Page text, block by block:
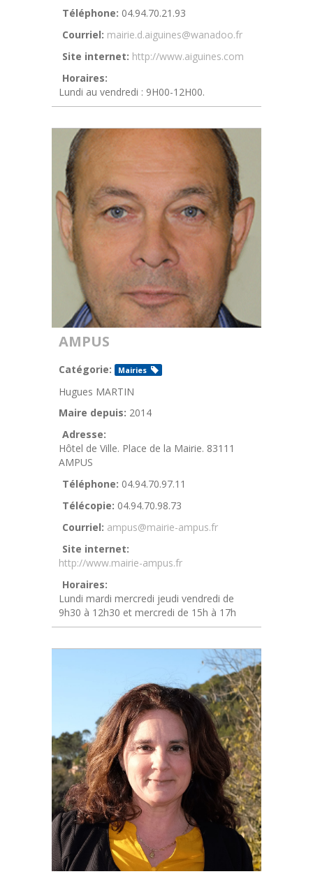
Téléphone: 04.94.70.21.93
Courriel: mairie.d.aiguines@wanadoo.fr
Site internet: http://www.aiguines.com
Horaires:
Lundi au vendredi : 9H00-12H00.
AMPUS
Catégorie: Mairies
Hugues MARTIN
Maire depuis: 2014
Adresse:
Hôtel de Ville. Place de la Mairie. 83111
AMPUS
Téléphone: 04.94.70.97.11
Télécopie: 04.94.70.98.73
Courriel: ampus@mairie-ampus.fr
Site internet:
http://www.mairie-ampus.fr
Horaires:
Lundi mardi mercredi jeudi vendredi de
9h30 à 12h30 et mercredi de 15h à 17h